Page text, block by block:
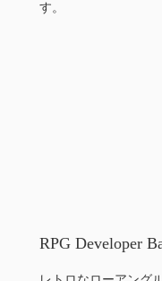
す。
RPG Developer